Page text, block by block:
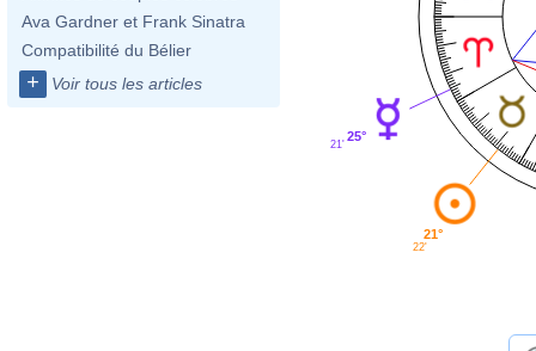
Ava Gardner et Frank Sinatra
Compatibilité du Bélier
+ Voir tous les articles
25°
21'
21°
22'